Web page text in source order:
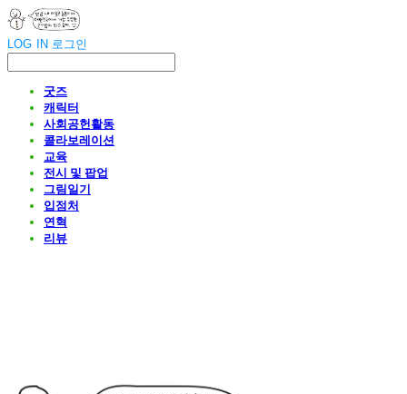
LOG IN 로그인
굿즈
캐릭터
사회공헌활동
콜라보레이션
교육
전시 및 팝업
그림일기
입점처
연혁
리뷰